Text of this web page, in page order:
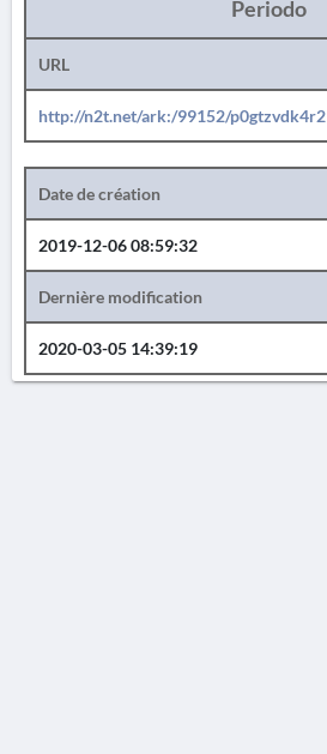
Periodo
URL
http://n2t.net/ark:/99152/p0gtzvdk4r2
Date de création
2019-12-06 08:59:32
Dernière modification
2020-03-05 14:39:19